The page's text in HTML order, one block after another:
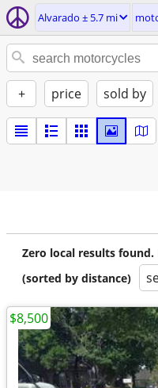
Alvarado ± 5.7 mi
+ price sold by
Zero local results
(sorted by distance)
$8,500